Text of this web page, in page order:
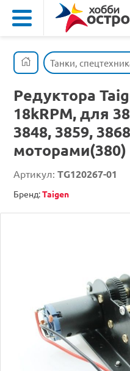
Танки,
Редуктора
18kRPM, для
3848, 3859,
моторами(380)
Артикул: TG120267-01
Бренд:Taigen